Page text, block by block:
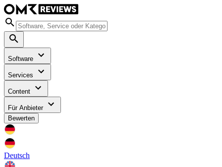
Software
Services
Content
Für Anbieter
Bewerten
Deutsch